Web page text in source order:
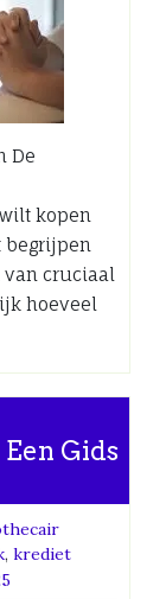
De
kopen
begrijpen
cruciaal
hoeveel
Gids
, krediet